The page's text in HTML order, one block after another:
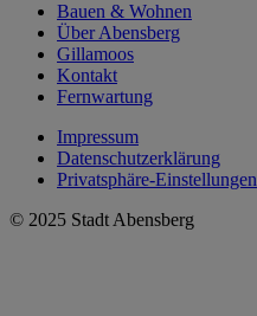
Bauen & Wohnen
Über Abensberg
Gillamoos
Kontakt
Fernwartung
Impressum
Datenschutzerklärung
Privatsphäre-Einstellungen
© 2025 Stadt Abensberg